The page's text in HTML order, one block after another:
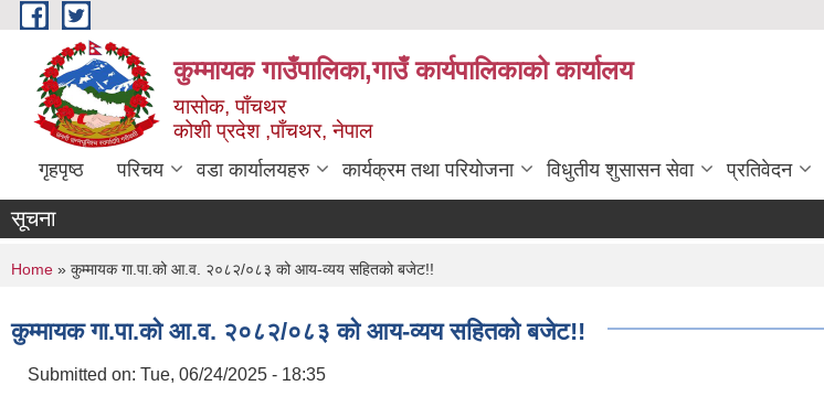
Skip to main content
कुम्मायक गाउँपालिका,गाउँ कार्यपालिकाको कार्यालय
यासोक, पाँचथर
कोशी प्रदेश ,पाँचथर, नेपाल
गृहपृष्ठ परिचय वडा कार्यालयहरु कार्यक्रम तथा परियोजना विधुतीय शुसासन सेवा प्रतिवेदन
सूचना
You are here
Home » कुम्मायक गा.पा.को आ.व. २०८२/०८३ को आय-व्यय सहितको बजेट!!
कुम्मायक गा.पा.को आ.व. २०८२/०८३ को आय-व्यय सहितको बजेट!!
Submitted on: Tue, 06/24/2025 - 18:35